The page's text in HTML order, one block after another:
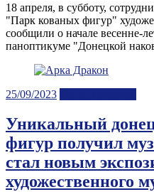
18 апреля, в субботу,
"Парк кованых фигур"
сообщили о начале весенне-
паноптикуме "Донецкой
Posted
25/09/2023
Уникальный
фигур получил
стал новым
художественного